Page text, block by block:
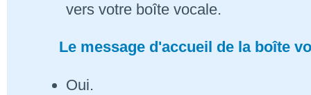
vers votre boîte vocale.
Le message d'accueil de la boîte
Oui.